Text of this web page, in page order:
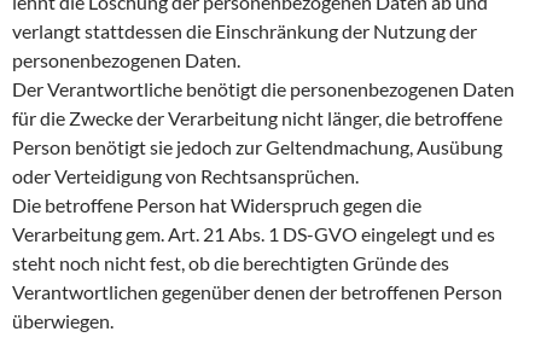
verlangt stattdessen die Einschränkung der Nutzung der
personenbezogenen Daten.
Der Verantwortliche benötigt die personenbezogenen Daten
für die Zwecke der Verarbeitung nicht länger, die betroffene
Person benötigt sie jedoch zur Geltendmachung, Ausübung
oder Verteidigung von Rechtsansprüchen.
Die betroffene Person hat Widerspruch gegen die
Verarbeitung gem. Art. 21 Abs. 1 DS-GVO eingelegt und es
steht noch nicht fest, ob die berechtigten Gründe des
Verantwortlichen gegenüber denen der betroffenen Person
überwiegen.